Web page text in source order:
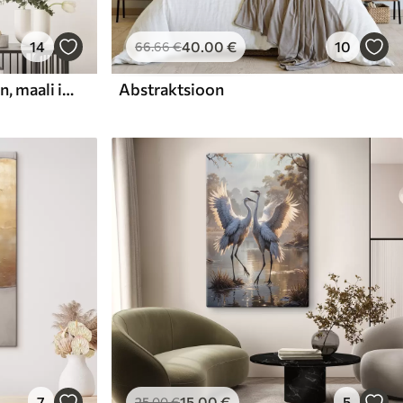
14
Abstraktne kompositsioon, maali imitatsioon
66.66€40.00€ 10
Abstraktsioon